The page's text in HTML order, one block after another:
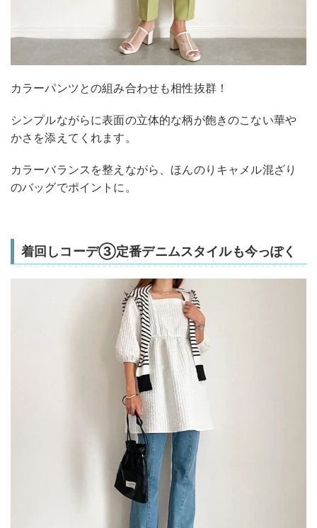
カラーパンツとの組み合わせも相性抜群！
シンプルながらに表面の立体的な柄が飽きのこない華や
かさを添えてくれます。
カラーバランスを整えながら、ほんのりキャメル混ざり
のバッグでポイントに。
着回しコーデ③定番デニムスタイルも今っぽく